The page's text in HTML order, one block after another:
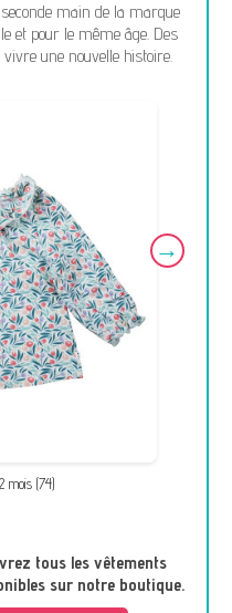
main de la marque
et pour le même âge. Des
une nouvelle histoire.
mois (74)
tous les vêtements
sur notre boutique.